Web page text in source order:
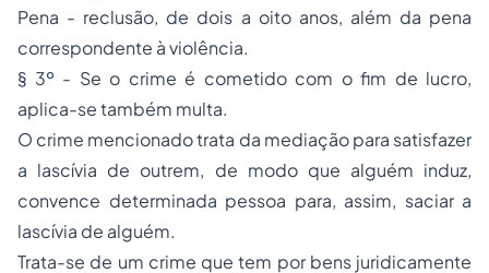
Pena - reclusão, de dois a oito anos, além da pena
correspondente à violência.
§ 3º - Se o crime é cometido com o fim de lucro,
aplica-se também multa.
O crime mencionado trata da mediação para satisfazer
a lascívia de outrem, de modo que alguém induz,
convence determinada pessoa para, assim, saciar a
lascívia de alguém.
Trata-se de um crime que tem por bens juridicamente